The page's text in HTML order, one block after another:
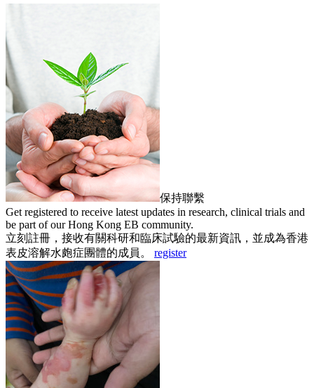
保持聯繫
Get registered to receive latest updates in research, clinical trials and
be part of our Hong Kong EB community.
立刻註冊，接收有關科研和臨床試驗的最新資訊，並成為香港
表皮溶解水皰症團體的成員。
register